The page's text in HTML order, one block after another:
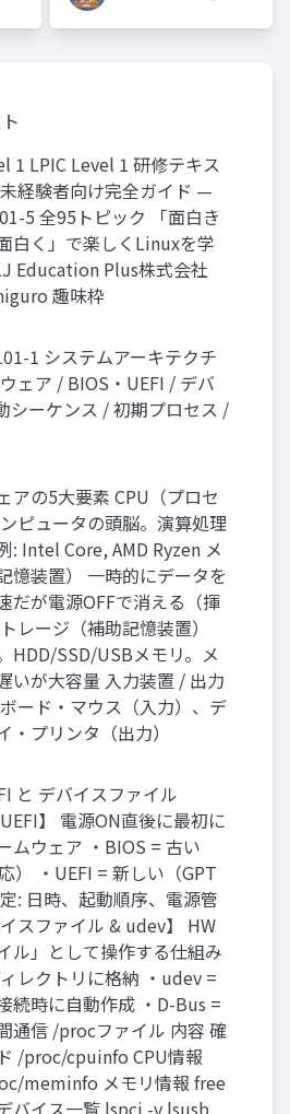
う」と思わなくて大丈
1 LPIC Level 1 研修テキス
経験者向け完全ガイド —
5 全95トピック 「面白き
白く」で楽しくLinuxを学
Education Plus株式会社
趣味枠
1 システムアーキテクチ
ェア / BIOS・UEFI / デバ
シーケンス / 初期プロセス /
アの5大要素 CPU（プロセ
ピュータの頭脳。演算処理
: Intel Core, AMD Ryzen メ
憶装置） 一時的にデータを
だが電源OFFで消える（揮
レージ（補助記憶装置）
HDD/SSD/USBメモリ。メ
いが大容量 入力装置 / 出力
ード・マウス（入力）、デ
・プリンタ（出力）
と デバイスファイル
UEFI】 電源ON直後に最初に
ムウェア ・BIOS = 古い
応） ・UEFI = 新しい（GPT
: 日時、起動順序、電源管
スファイル & udev】 HW
ル」として操作する仕組み
レクトリに格納 ・udev =
続時に自動作成 ・D-Bus =
通信 /procファイル 内容 確
/proc/cpuinfo CPU情報
meminfo メモリ情報 free
バイス一覧 lspci -v lsusb